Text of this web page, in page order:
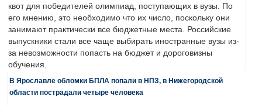
квот для победителей олимпиад, поступающих в вузы. По
его мнению, это необходимо что их число, поскольку они
занимают практически все бюджетные места. Российские
выпускники стали все чаще выбирать иностранные вузы из-
за невозможности попасть на бюджет и дороговизны
обучения.
В Ярославле обломки БПЛА попали в НПЗ, в Нижегородской
области пострадали четыре человека